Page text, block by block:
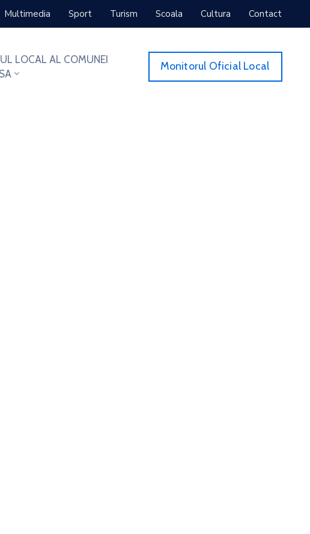
Multimedia Sport Turism Scoala Cultura Contact
LOCAL AL COMUNEI
Monitorul Oficial Local